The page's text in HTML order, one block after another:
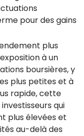
pour des gains
plus
à un
boursières, y
plus petites et à
rapide, cette
qui
plus élevées et
au-delà des